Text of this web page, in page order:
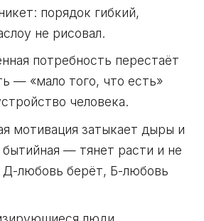
порядок гибкий,
не рисовал.
потребность перестаёт
— «мало того, что есть»
человека.
мотивация затыкает дыры и
— тянет расти и не
Д-любовь берёт, Б-любовь